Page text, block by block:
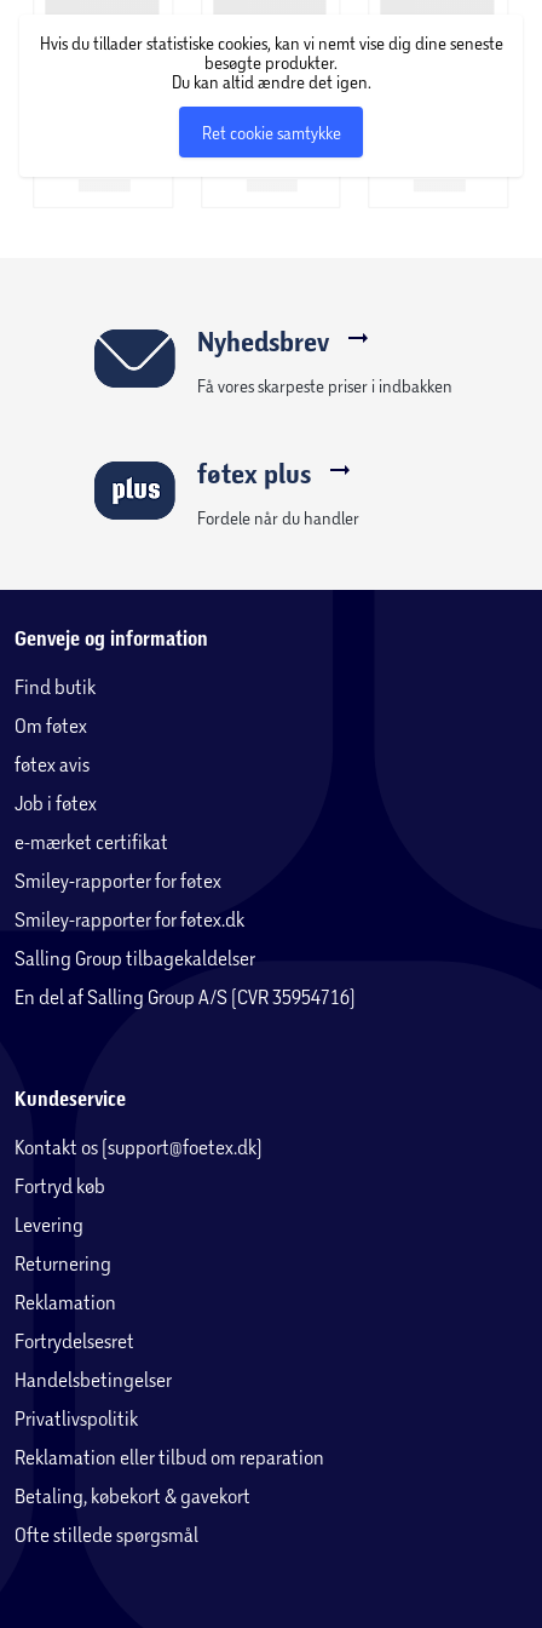
har specialiseret sig i at udvikle mundplejeprodukter, som
skal sikre en god mundhygiejne – også for dem, der har
brug for ekstra mund- og tandpleje. Hos GUM finder man
et stort udvalg af tandbørster, tandpasta, tandtråd,
mundskyl og mellemrumsbørster.
Hvis du tillader statistiske cookies, kan vi nemt vise dig dine seneste
besøgte produkter.
Du kan altid ændre det igen.
Ret cookie samtykke
Nyhedsbrev
Få vores skarpeste priser i indbakken
føtex plus
Fordele når du handler
Genveje og information
Find butik
Om føtex
føtex avis
Job i føtex
e-mærket certifikat
Smiley-rapporter for føtex
Smiley-rapporter for føtex.dk
Salling Group tilbagekaldelser
En del af Salling Group A/S (CVR 35954716)
Kundeservice
Kontakt os (support@foetex.dk)
Fortryd køb
Levering
Returnering
Reklamation
Fortrydelsesret
Handelsbetingelser
Privatlivspolitik
Reklamation eller tilbud om reparation
Betaling, købekort & gavekort
Ofte stillede spørgsmål